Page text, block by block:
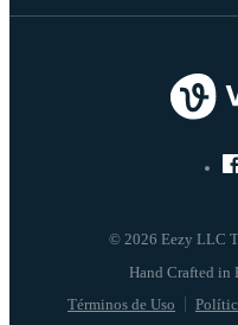
© 2026 Eezy LLC
Términos de Uso